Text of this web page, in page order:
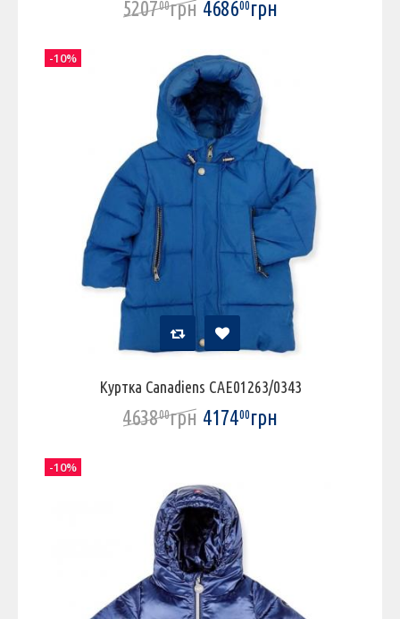
520700грн 468600грн
Куртка Canadiens CAE01263/0343
463800грн 417400грн
-10%
-10%